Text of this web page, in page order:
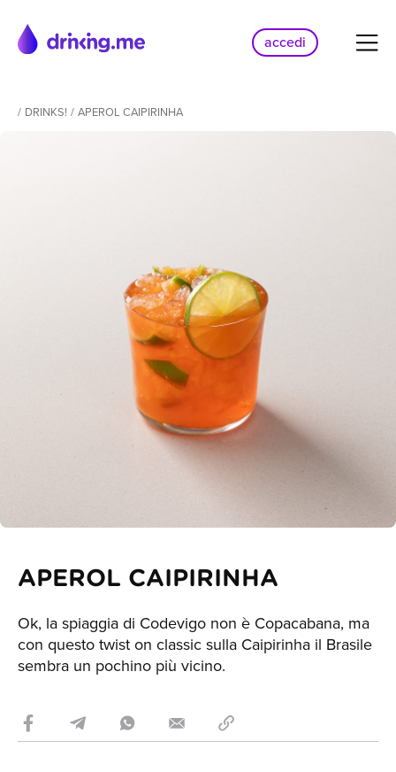
accedi
/ DRINKS! / APEROL CAIPIRINHA
APEROL CAIPIRINHA
Ok, la spiaggia di Codevigo non è Copacabana, ma
con questo twist on classic sulla Caipirinha il Brasile
sembra un pochino più vicino.